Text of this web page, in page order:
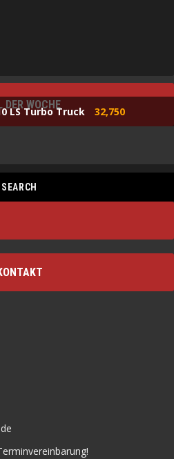
DER WOCHE
LS Turbo Truck 32,750